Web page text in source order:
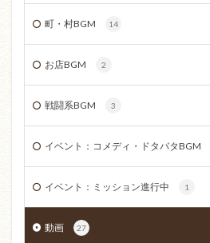
町・村BGM 14
お店BGM 2
戦闘系BGM 3
イベント：コメディ・ドタバタBGM
イベント：ミッション進行中 1
動画 27